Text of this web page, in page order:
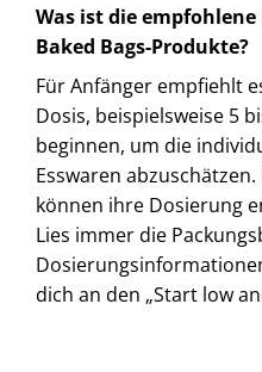
Was ist die
Baked Bags-Produkte?
Für Anfänger empfiehlt
Dosis, beispielsweise 5
beginnen, um die
Esswaren
können ihre Dosierung
Lies immer die
dich an den „Start low